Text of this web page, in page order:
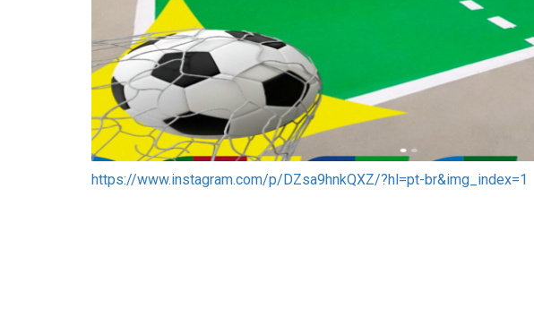
https://www.instagram.com/p/DZsa9hnkQXZ/?hl=pt-br&img_index=1